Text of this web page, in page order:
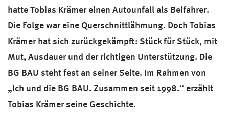
hatte Tobias Krämer einen Autounfall als Beifahrer.
Die Folge war eine Querschnittlähmung. Doch Tobias
Krämer hat sich zurückgekämpft: Stück für Stück, mit
Mut, Ausdauer und der richtigen Unterstützung. Die
BG BAU steht fest an seiner Seite. Im Rahmen von
„Ich und die BG BAU. Zusammen seit 1998.“ erzählt
Tobias Krämer seine Geschichte.